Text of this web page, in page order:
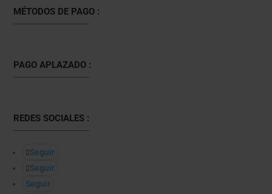
MÉTODOS DE PAGO :
PAGO APLAZADO :
REDES SOCIALES :
Seguir
Seguir
Seguir